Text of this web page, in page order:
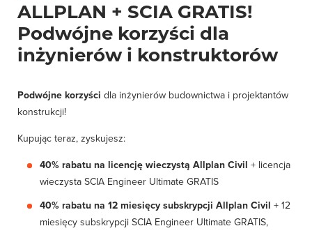
ALLPLAN + SCIA GRATIS!
Podwójne korzyści dla
inżynierów i konstruktorów
Podwójne korzyści dla inżynierów budownictwa i projektantów
konstrukcji!
Kupując teraz, zyskujesz:
40% rabatu na licencję wieczystą Allplan Civil + licencja
wieczysta SCIA Engineer Ultimate GRATIS
40% rabatu na 12 miesięcy subskrypcji Allplan Civil + 12
miesięcy subskrypcji SCIA Engineer Ultimate GRATIS,